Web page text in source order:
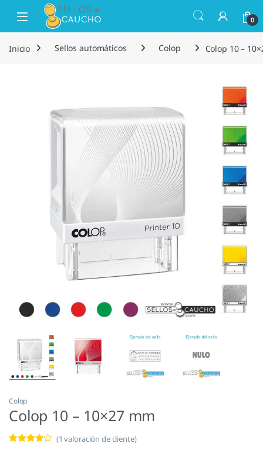
Saltar a la navegación
Saltar al contenido
Open 0
Inicio Sellos automáticos Colop Colop 10 –
Colop
Colop 10 – 10×27 mm
(1 valoración de cliente)